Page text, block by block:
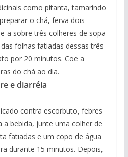
como pitanta, tamarindo
o chá, ferva dois
a sobre três colheres de sopa
folhas fatiadas dessas três
por 20 minutos. Coe a
do chá ao dia.
e diarréia
contra escorbuto, febres
a bebida, junte uma colher de
fatiadas e um copo de água
durante 15 minutos. Depois,